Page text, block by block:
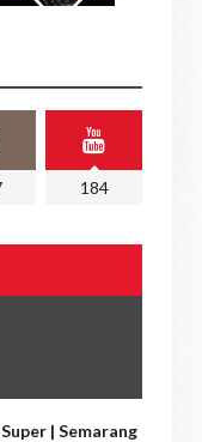
184
| Semarang